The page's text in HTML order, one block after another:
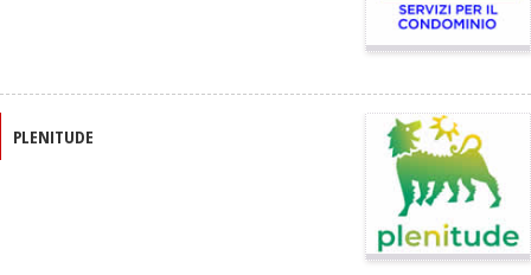
PLENITUDE